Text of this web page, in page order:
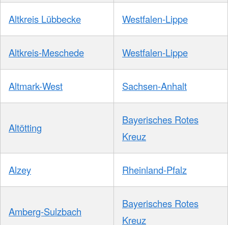
Altkreis Lübbecke Westfalen-Lippe
Altkreis-Meschede Westfalen-Lippe
Altmark-West Sachsen-Anhalt
Altötting
Bayerisches Rotes
Kreuz
Alzey Rheinland-Pfalz
Amberg-Sulzbach
Bayerisches Rotes
Kreuz